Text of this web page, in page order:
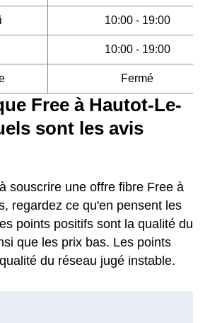
10:00 - 19:00
10:00 - 19:00
Fermé
Free à Hautot-Le-
sont les avis
souscrire une offre fibre Free à
regardez ce qu'en pensent les
points positifs sont la qualité du
que les prix bas. Les points
du réseau jugé instable.